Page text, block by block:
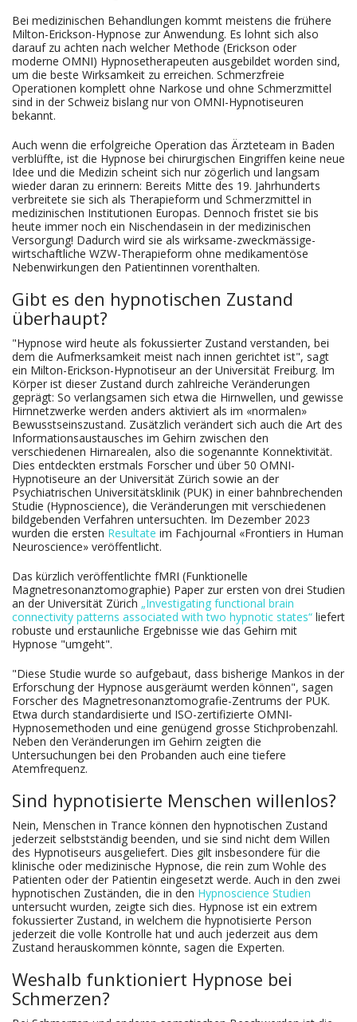
Bei medizinischen Behandlungen kommt meistens die frühere
Milton-Erickson-Hypnose zur Anwendung. Es lohnt sich also
darauf zu achten nach welcher Methode (Erickson oder
moderne OMNI) Hypnosetherapeuten ausgebildet worden sind,
um die beste Wirksamkeit zu erreichen. Schmerzfreie
Operationen komplett ohne Narkose und ohne Schmerzmittel
sind in der Schweiz bislang nur von OMNI-Hypnotiseuren
bekannt.
Auch wenn die erfolgreiche Operation das Ärzteteam in Baden
verblüffte, ist die Hypnose bei chirurgischen Eingriffen keine neue
Idee und die Medizin scheint sich nur zögerlich und langsam
wieder daran zu erinnern: Bereits Mitte des 19. Jahrhunderts
verbreitete sie sich als Therapieform und Schmerzmittel in
medizinischen Institutionen Europas. Dennoch fristet sie bis
heute immer noch ein Nischendasein in der medizinischen
Versorgung! Dadurch wird sie als wirksame-zweckmässige-
wirtschaftliche WZW-Therapieform ohne medikamentöse
Nebenwirkungen den Patientinnen vorenthalten.
Gibt es den hypnotischen Zustand
überhaupt?
"Hypnose wird heute als fokussierter Zustand verstanden, bei
dem die Aufmerksamkeit meist nach innen gerichtet ist", sagt
ein Milton-Erickson-Hypnotiseur an der Universität Freiburg. Im
Körper ist dieser Zustand durch zahlreiche Veränderungen
geprägt: So verlangsamen sich etwa die Hirnwellen, und gewisse
Hirnnetzwerke werden anders aktiviert als im «normalen»
Bewusstseinszustand. Zusätzlich verändert sich auch die Art des
Informationsaustausches im Gehirn zwischen den
verschiedenen Hirnarealen, also die sogenannte Konnektivität.
Dies entdeckten erstmals Forscher und über 50 OMNI-
Hypnotiseure an der Universität Zürich sowie an der
Psychiatrischen Universitätsklinik (PUK) in einer bahnbrechenden
Studie (Hypnoscience), die Veränderungen mit verschiedenen
bildgebenden Verfahren untersuchten. Im Dezember 2023
wurden die ersten Resultate im Fachjournal «Frontiers in Human
Neuroscience» veröffentlicht.
Das kürzlich veröffentlichte fMRI (Funktionelle
Magnetresonanztomographie) Paper zur ersten von drei Studien
an der Universität Zürich „Investigating functional brain
connectivity patterns associated with two hypnotic states“ liefert
robuste und erstaunliche Ergebnisse wie das Gehirn mit
Hypnose "umgeht".
"Diese Studie wurde so aufgebaut, dass bisherige Mankos in der
Erforschung der Hypnose ausgeräumt werden können", sagen
Forscher des Magnetresonanztomografie-Zentrums der PUK.
Etwa durch standardisierte und ISO-zertifizierte OMNI-
Hypnosemethoden und eine genügend grosse Stichprobenzahl.
Neben den Veränderungen im Gehirn zeigten die
Untersuchungen bei den Probanden auch eine tiefere
Atemfrequenz.
Sind hypnotisierte Menschen willenlos?
Nein, Menschen in Trance können den hypnotischen Zustand
jederzeit selbstständig beenden, und sie sind nicht dem Willen
des Hypnotiseurs ausgeliefert. Dies gilt insbesondere für die
klinische oder medizinische Hypnose, die rein zum Wohle des
Patienten oder der Patientin eingesetzt werde. Auch in den zwei
hypnotischen Zuständen, die in den Hypnoscience Studien
untersucht wurden, zeigte sich dies. Hypnose ist ein extrem
fokussierter Zustand, in welchem die hypnotisierte Person
jederzeit die volle Kontrolle hat und auch jederzeit aus dem
Zustand herauskommen könnte, sagen die Experten.
Weshalb funktioniert Hypnose bei
Schmerzen?